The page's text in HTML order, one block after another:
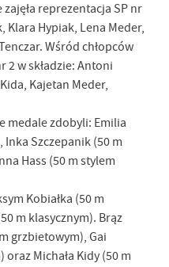
reprezentacja SP nr
Klara Hypiak, Lena Meder,
Wśród chłopców
2 w składzie: Antoni
Kajetan Meder,
medale zdobyli: Emilia
Szczepanik (50 m
Hass (50 m stylem
Kobiałka (50 m
m klasycznym). Brąz
grzbietowym), Gai
Michała Kidy (50 m